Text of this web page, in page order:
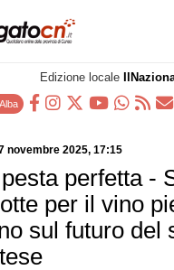
Edizione locale
novembre 2025, 17:15
perfetta -
per il vino
sul futuro del